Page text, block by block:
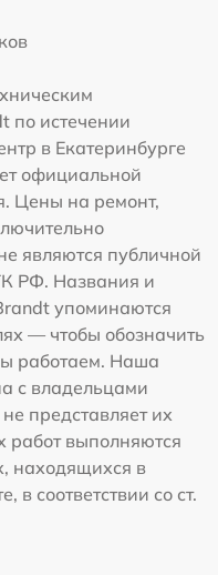
по истечении
в Екатеринбурге
официальной
Цены на ремонт,
являются публичной
РФ. Названия и
упоминаются
— чтобы обозначить
работаем. Наша
с владельцами
представляет их
работ выполняются
находящихся в
в соответствии со ст.